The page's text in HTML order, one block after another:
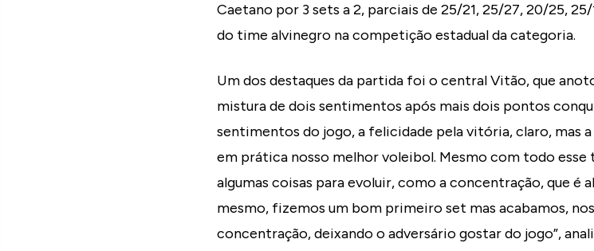
Caetano por 3 sets a 2, parciais de 25/21, 25/27, 20/25,
do time alvinegro na competição estadual da categoria.
Um dos destaques da partida foi o central Vitão, que
mistura de dois sentimentos após mais dois pontos
sentimentos do jogo, a felicidade pela vitória, claro, mas
em prática nosso melhor voleibol. Mesmo com todo
algumas coisas para evoluir, como a concentração, que é
mesmo, fizemos um bom primeiro set mas acabamos,
concentração, deixando o adversário gostar do jogo”,